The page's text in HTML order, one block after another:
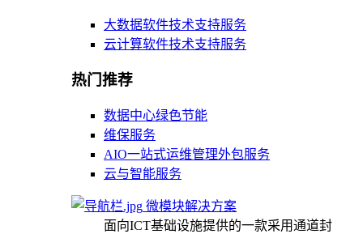
大数据软件技术支持服务
云计算软件技术支持服务
热门推荐
数据中心绿色节能
维保服务
AIO一站式运维管理外包服务
云与智能服务
微模块解决方案
面向ICT基础设施提供的一款采用通道封